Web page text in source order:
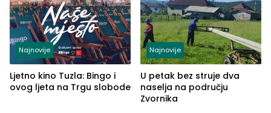
Najnovije
Ljetno kino Tuzla: Bingo i
ovog ljeta na Trgu slobode
Najnovije
U petak bez struje dva
naselja na području
Zvornika